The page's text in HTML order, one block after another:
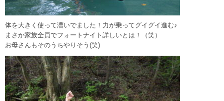
体を大きく使って漕いでました！力が乗ってグイグイ進む♪
まさか家族全員でフォートナイト詳しいとは！（笑）
お母さんもそのうちやりそう(笑)